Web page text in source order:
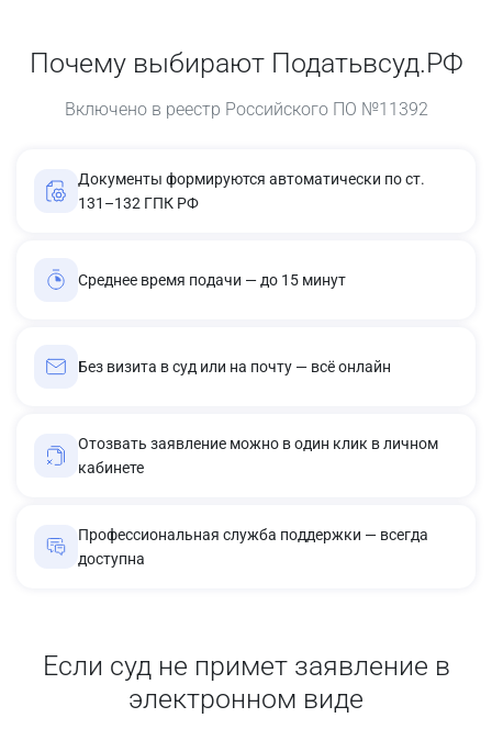
Почему выбирают Податьвсуд.РФ
Включено в реестр Российского ПО №11392
Документы формируются автоматически по ст.
131–132 ГПК РФ
Среднее время подачи — до 15 минут
Без визита в суд или на почту — всё онлайн
Отозвать заявление можно в один клик в личном
кабинете
Профессиональная служба поддержки — всегда
доступна
Если суд не примет заявление в
электронном виде